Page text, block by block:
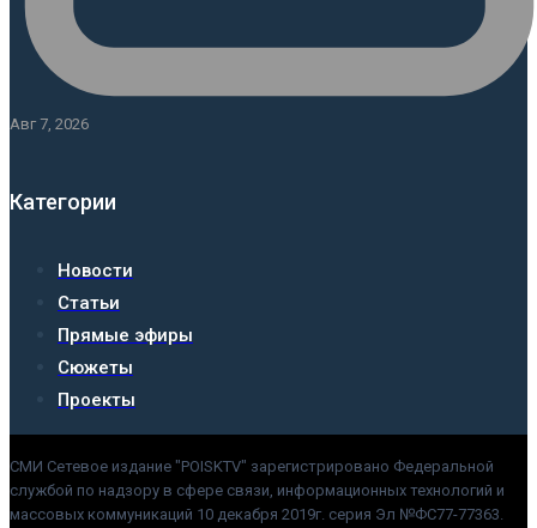
Авг 7, 2026
Категории
Новости
Статьи
Прямые эфиры
Сюжеты
Проекты
СМИ Сетевое издание "POISKTV" зарегистрировано Федеральной
службой по надзору в сфере связи, информационных технологий и
массовых коммуникаций 10 декабря 2019г. серия Эл №ФС77-77363.